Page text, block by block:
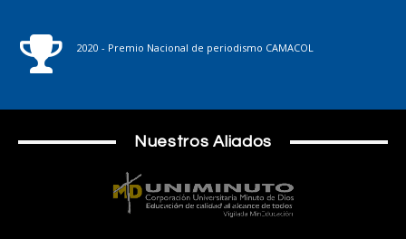
2020 - Premio Nacional de periodismo CAMACOL
Nuestros Aliados